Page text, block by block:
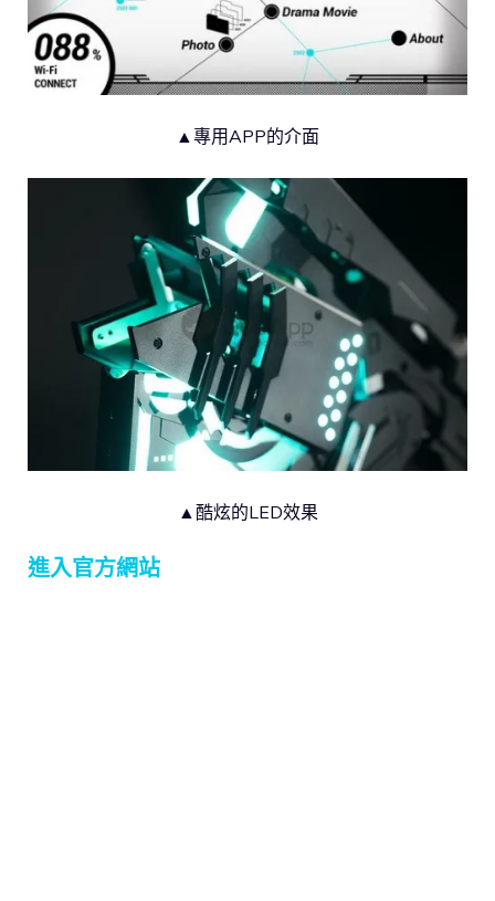
▲專用APP的介面
▲酷炫的LED效果
進入官方網站